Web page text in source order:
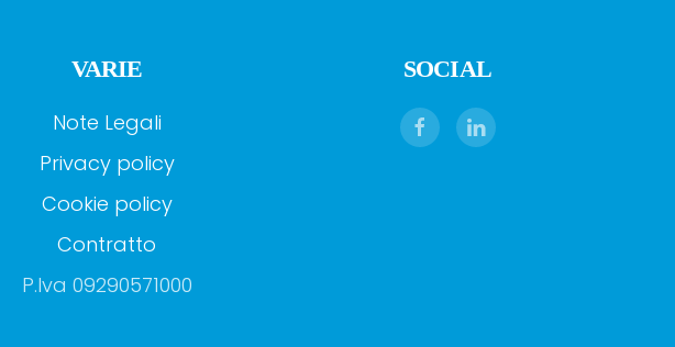
VARIE
Note Legali
Privacy policy
Cookie policy
Contratto
P.Iva 09290571000
SOCIAL